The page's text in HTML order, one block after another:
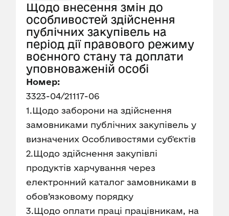
Щодо внесення змін до
особливостей здійснення
публічних закупівель на
період дії правового режиму
воєнного стану та доплати
уповноваженій особі
Номер:
3323-04/21117-06
1.Щодо заборони на здійснення
замовниками публічних закупівель у
визначених Особливостями суб'єктів
2.Щодо здійснення закупівлі
продуктів харчування через
електронний каталог замовниками в
обов’язковому порядку
3.Щодо оплати праці працівникам, на